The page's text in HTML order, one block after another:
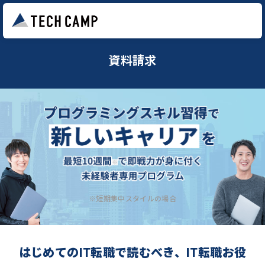
資料請求
※短期集中スタイルの場合
はじめてのIT転職で読むべき、IT転職お役